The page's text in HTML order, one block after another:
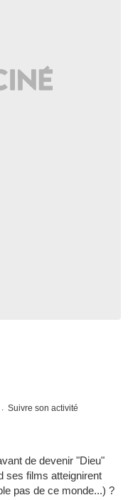
Suivre son activité
de devenir "Dieu"
ses films atteignirent
pas de ce monde...) ?